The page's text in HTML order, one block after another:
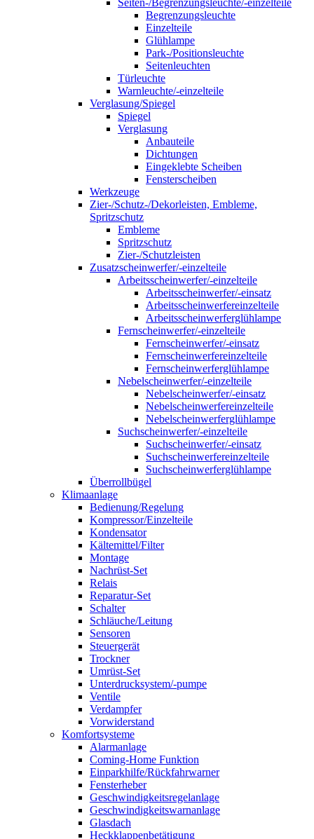
Seiten-/Begrenzungsleuchte/-einzelteile
Begrenzungsleuchte
Einzelteile
Glühlampe
Park-/Positionsleuchte
Seitenleuchten
Türleuchte
Warnleuchte/-einzelteile
Verglasung/Spiegel
Spiegel
Verglasung
Anbauteile
Dichtungen
Eingeklebte Scheiben
Fensterscheiben
Werkzeuge
Zier-/Schutz-/Dekorleisten, Embleme,
Spritzschutz
Embleme
Spritzschutz
Zier-/Schutzleisten
Zusatzscheinwerfer/-einzelteile
Arbeitsscheinwerfer/-einzelteile
Arbeitsscheinwerfer/-einsatz
Arbeitsscheinwerfereinzelteile
Arbeitsscheinwerferglühlampe
Fernscheinwerfer/-einzelteile
Fernscheinwerfer/-einsatz
Fernscheinwerfereinzelteile
Fernscheinwerferglühlampe
Nebelscheinwerfer/-einzelteile
Nebelscheinwerfer/-einsatz
Nebelscheinwerfereinzelteile
Nebelscheinwerferglühlampe
Suchscheinwerfer/-einzelteile
Suchscheinwerfer/-einsatz
Suchscheinwerfereinzelteile
Suchscheinwerferglühlampe
Überrollbügel
Klimaanlage
Bedienung/Regelung
Kompressor/Einzelteile
Kondensator
Kältemittel/Filter
Montage
Nachrüst-Set
Relais
Reparatur-Set
Schalter
Schläuche/Leitung
Sensoren
Steuergerät
Trockner
Umrüst-Set
Unterdrucksystem/-pumpe
Ventile
Verdampfer
Vorwiderstand
Komfortsysteme
Alarmanlage
Coming-Home Funktion
Einparkhilfe/Rückfahrwarner
Fensterheber
Geschwindigkeitsregelanlage
Geschwindigkeitswarnanlage
Glasdach
Heckklappenbetätigung